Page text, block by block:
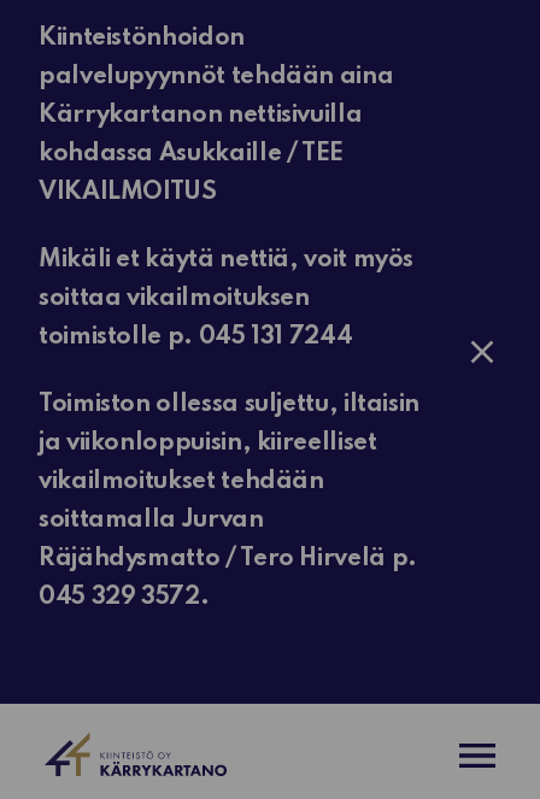
Kiinteistönhoidon
palvelupyynnöt tehdään aina
Kärrykartanon nettisivuilla
kohdassa Asukkaille / TEE
VIKAILMOITUS
Mikäli et käytä nettiä, voit myös
soittaa vikailmoituksen
toimistolle p. 045 131 7244
Toimiston ollessa suljettu, iltaisin
ja viikonloppuisin, kiireelliset
vikailmoitukset tehdään
soittamalla Jurvan
Räjähdysmatto / Tero Hirvelä p.
045 329 3572.